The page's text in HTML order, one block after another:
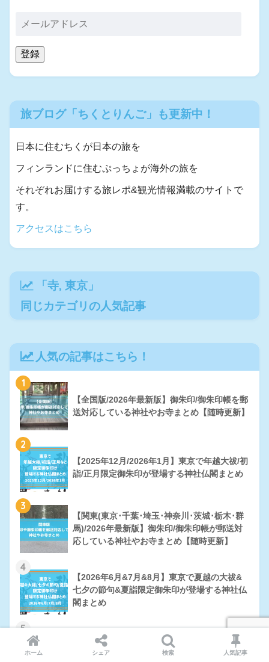
登録
旅ブログ「ちくとりんご」も更新中！
日本に住むちくが日本の旅を
フィンランドに住むぷっちょが海外の旅を
それぞれお届けする旅レポ&観光情報満載のサイトで
す。
アクセスはこちら
「寺, 東京 」
同じカテゴリの人気記事
人気の記事はこちら！
1
【全国版/2026年最新版】御朱印/御朱印帳を郵
送対応している神社やお寺まとめ【随時更新】
2
【2025年12月/2026年1月】東京で年越大祓/初
詣/正月限定御朱印が登場する神社仏閣まとめ
3
【関東(東京･千葉･埼玉･神奈川･茨城･栃木･群
馬)/2026年最新版】御朱印/御朱印帳が郵送対
応している神社やお寺まとめ【随時更新】
4
【2026年6月&7月&8月】東京で夏越の大祓&
七夕の節句&夏詣限定御朱印が登場する神社仏
閣まとめ
5
【関東版】誕生日御朱印を頂くことが出来る神
社仏閣まとめ【東京/千葉/埼玉/神奈川/茨城/栃
ホーム シェア 検索 人気記事